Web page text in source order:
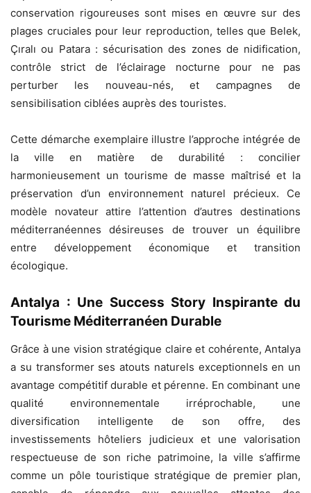
conservation rigoureuses sont mises en œuvre sur des
plages cruciales pour leur reproduction, telles que Belek,
Çıralı ou Patara : sécurisation des zones de nidification,
contrôle strict de l’éclairage nocturne pour ne pas
perturber les nouveau-nés, et campagnes de
sensibilisation ciblées auprès des touristes.
Cette démarche exemplaire illustre l’approche intégrée de
la ville en matière de durabilité : concilier
harmonieusement un tourisme de masse maîtrisé et la
préservation d’un environnement naturel précieux. Ce
modèle novateur attire l’attention d’autres destinations
méditerranéennes désireuses de trouver un équilibre
entre développement économique et transition
écologique.
Antalya : Une Success Story Inspirante du
Tourisme Méditerranéen Durable
Grâce à une vision stratégique claire et cohérente, Antalya
a su transformer ses atouts naturels exceptionnels en un
avantage compétitif durable et pérenne. En combinant une
qualité environnementale irréprochable, une
diversification intelligente de son offre, des
investissements hôteliers judicieux et une valorisation
respectueuse de son riche patrimoine, la ville s’affirme
comme un pôle touristique stratégique de premier plan,